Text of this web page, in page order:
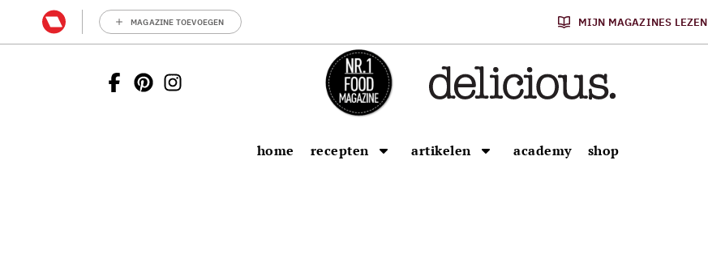
MAGAZINE TOEVOEGEN MIJN MAGAZINES LEZEN
home recepten artikelen academy shop